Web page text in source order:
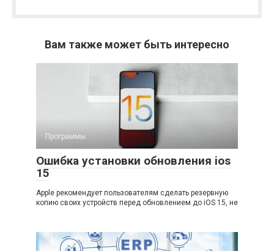
Вам также может быть интересно
Программы
Ошибка установки обновления ios
15
Apple рекомендует пользователям сделать резервную
копию своих устройств перед обновлением до iOS 15, не